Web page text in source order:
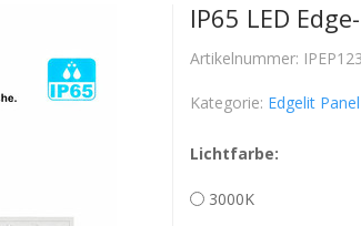
IP65 LED
Artikelnummer:
Kategorie: Edgelit
Lichtfarbe:
3000K